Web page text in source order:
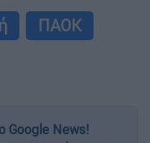
ΠΑΟΚ
Google News!